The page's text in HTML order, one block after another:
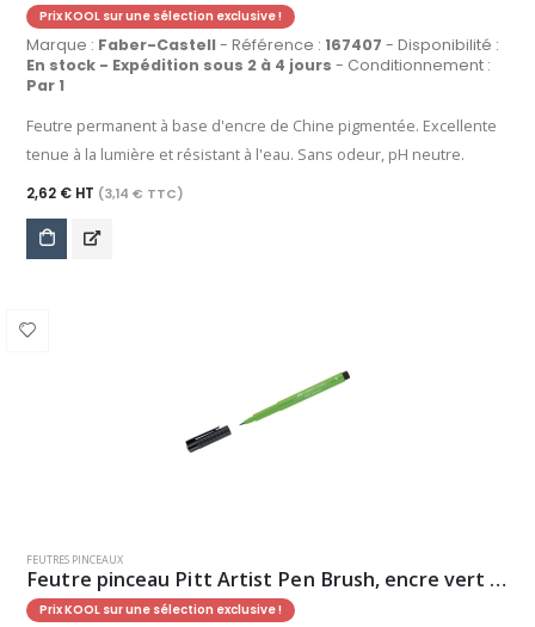
Prix KOOL sur une sélection exclusive !
Marque : Faber-Castell- Référence : 167407 - Disponibilité :
En stock - Expédition sous 2 à 4 jours - Conditionnement :
Par 1
Feutre permanent à base d'encre de Chine pigmentée. Excellente
tenue à la lumière et résistant à l'eau. Sans odeur, pH neutre.
2,62 € HT (3,14 € TTC)
FEUTRES PINCEAUX
Feutre pinceau Pitt Artist Pen Brush, encre vert feuille
Prix KOOL sur une sélection exclusive !